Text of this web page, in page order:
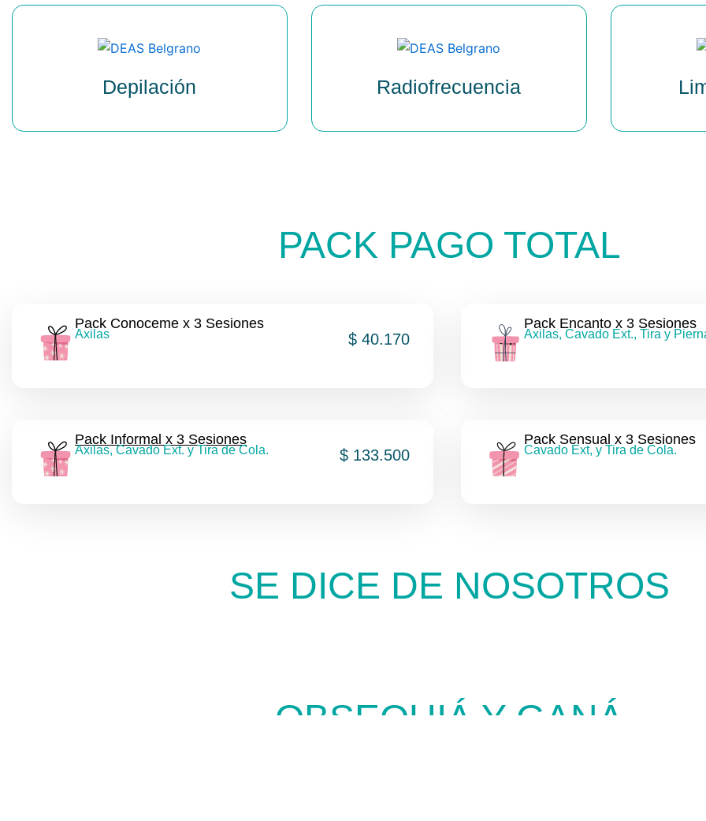
Depilación Radiofrecuencia
PACK PAGO TOTAL
Pack Conoceme x 3 Sesiones
Axilas $ 40.170
Pack Encanto x 3 Sesiones
Axilas, Cavado Ext., Tira y
Pack Informal x 3 Sesiones
Axilas, Cavado Ext. y Tira de Cola. $ 133.500
Pack Sensual x 3 Sesiones
Cavado Ext, y Tira de Cola.
SE DICE DE NOSOTROS
OBSEQUIÁ Y GANÁ